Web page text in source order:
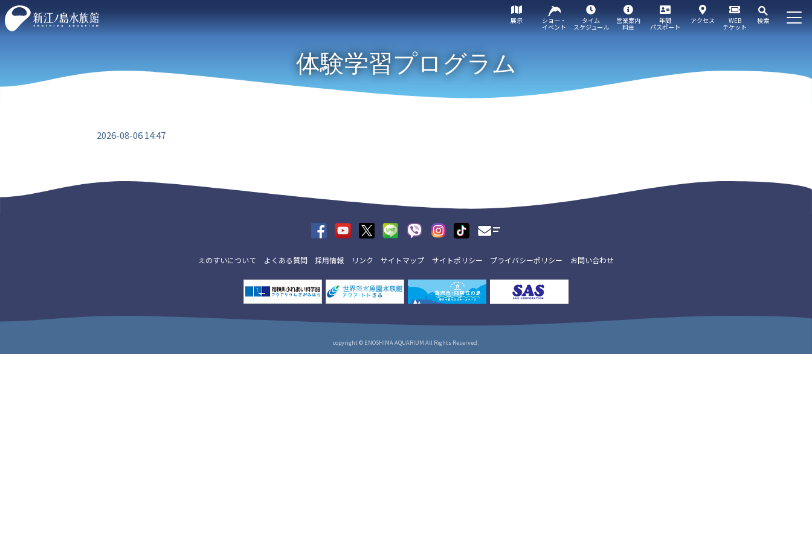
WEB
チケット
検索
展示 ショー・
イベント
タイム
スケジュール
営業案内
料金
年間
パスポート
アクセス
体験学習プログラム
2026-08-06 14:47
えのすいについて よくある質問 採用情報 リンク サイトマップ サイトポリシー プライバシーポリシー お問い合わせ
copyright © ENOSHIMA AQUARIUM All Rights Reserved.